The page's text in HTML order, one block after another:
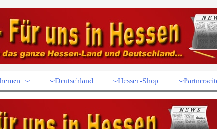
Deutschland Hessen-Shop